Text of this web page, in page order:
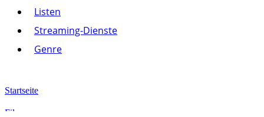
Netflix
Listen
Streaming-Dienste
Genre
Startseite
Filme